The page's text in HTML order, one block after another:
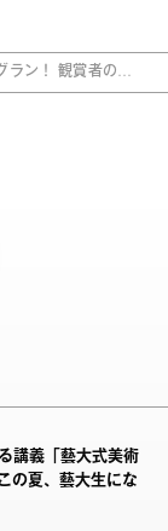
ラン！ 観賞者の熱
講義「藝大式美術
の夏、藝大生にな